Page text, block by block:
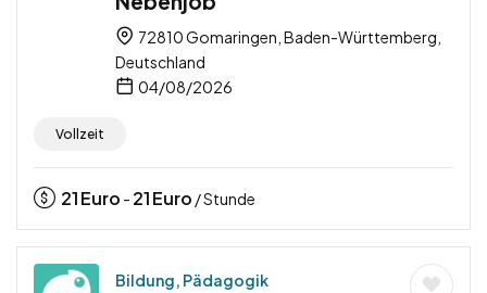
72810 Gomaringen, Baden-Württemberg,
Deutschland
04/08/2026
Vollzeit
21Euro - 21Euro / Stunde
Bildung, Pädagogik